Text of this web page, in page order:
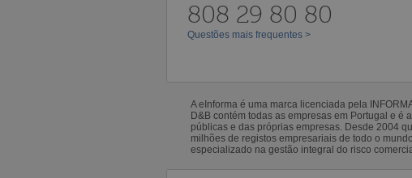
808 29 80 80
Questões mais frequentes >
A eInforma é uma marca licenciada pela
D&B contém todas as empresas em Portugal e
públicas e das próprias empresas. Desde 2004
milhões de registos empresariais de todo o
especializado na gestão integral do risco